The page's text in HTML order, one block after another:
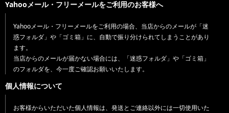
Yahooメール・フリーメールをご利用のお客様へ
Yahooメール・フリーメールをご利用の場合、当店からのメールが「迷
惑フォルダ」や「ゴミ箱」に、自動で振り分けられてしまうことがあり
ます。
当店からのメールが届かない場合には、「迷惑フォルダ」や「ゴミ箱」
のフォルダを、今一度ご確認お願いいたします。
個人情報について
お客様からいただいた個人情報は、発送とご連絡以外には一切使用いた